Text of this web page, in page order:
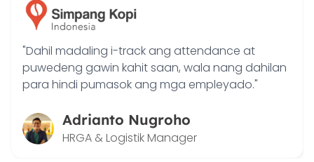
"Pinapadali ng Hadirr ang pag-monitor ng
performance at achievements ng aming sales
teams at outlets."
Joko Junianto
Supervisor Sales